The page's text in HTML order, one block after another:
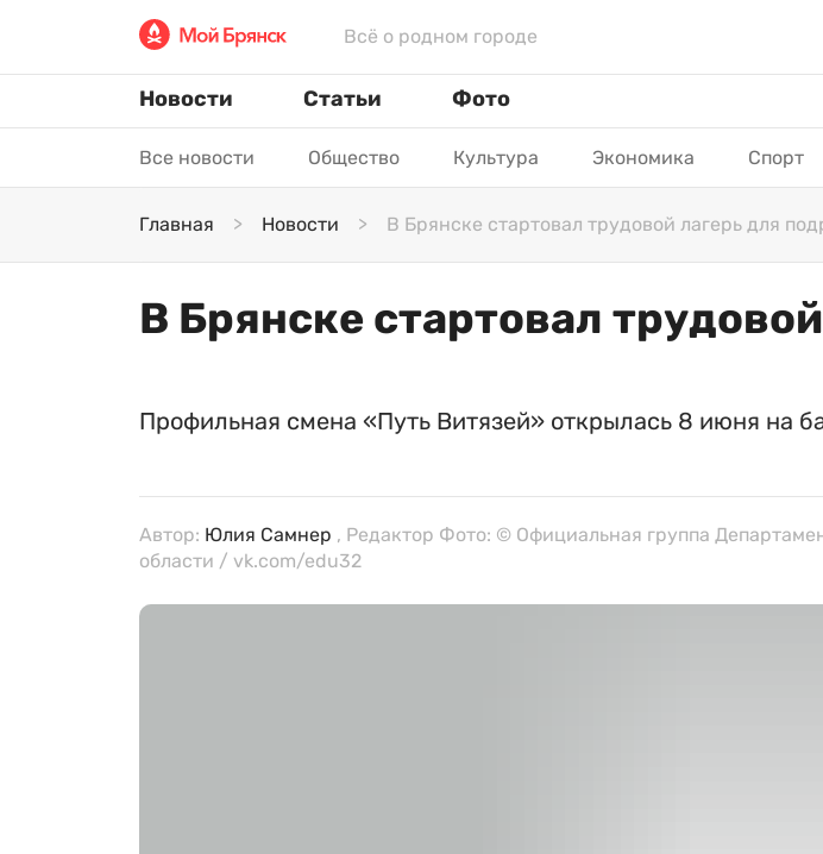
Всё о родном городе
Новости Статьи Фото
Все новости Общество Культура Экономика Спорт
Главная Новости В Брянске стартовал трудовой лагерь для
В Брянске стартовал
Профильная смена «Путь Витязей» открылась 8 июня на
Автор: Юлия Самнер , Редактор Фото: © Официальная группа
области / vk.com/edu32